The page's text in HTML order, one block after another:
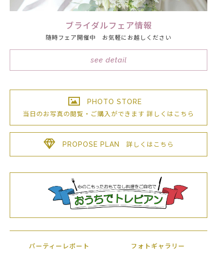
ブライダルフェア情報
随時フェア開催中 お気軽にお越しください
see detail
PHOTO STORE
当日のお写真の閲覧・ご購入ができます 詳しくはこちら
PROPOSE PLAN 詳しくはこちら
パーティーレポート フォトギャラリー